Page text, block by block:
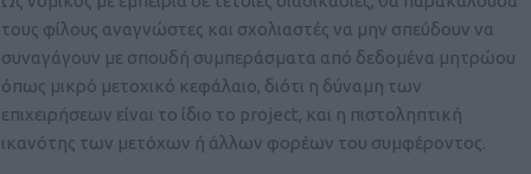
τους φίλους αναγνώστες και σχολιαστές να μην σπεύδουν να
συναγάγουν με σπουδή συμπεράσματα από δεδομένα μητρώου
όπως μικρό μετοχικό κεφάλαιο, διότι η δύναμη των
επιχειρήσεων είναι το ίδιο το project, και η πιστοληπτική
ικανότης των μετόχων ή άλλων φορέων του συμφέροντος.